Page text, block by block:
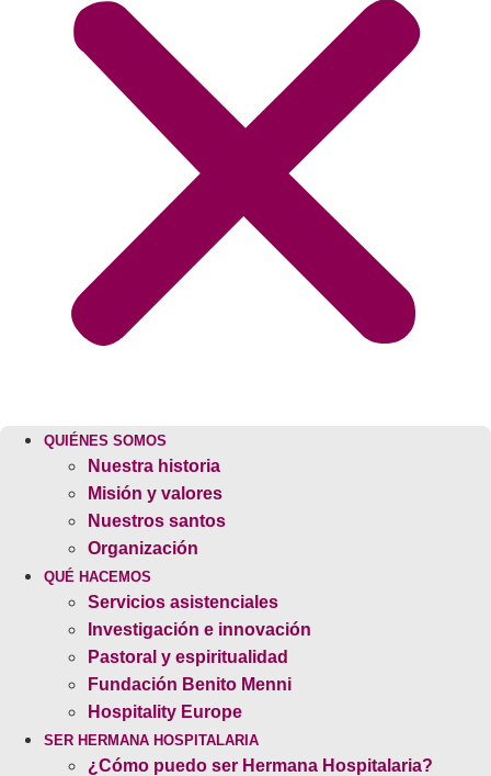
QUIÉNES SOMOS
Nuestra historia
Misión y valores
Nuestros santos
Organización
QUÉ HACEMOS
Servicios asistenciales
Investigación e innovación
Pastoral y espiritualidad
Fundación Benito Menni
Hospitality Europe
SER HERMANA HOSPITALARIA
¿Cómo puedo ser Hermana Hospitalaria?